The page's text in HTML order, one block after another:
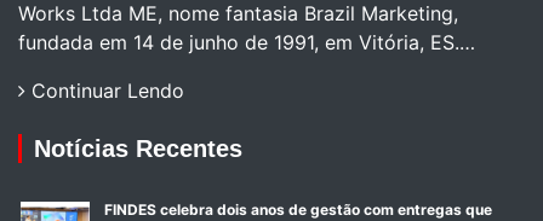
Works Ltda ME, nome fantasia Brazil Marketing,
fundada em 14 de junho de 1991, em Vitória, ES.…
Continuar Lendo
Notícias Recentes
FINDES celebra dois anos de gestão com entregas que